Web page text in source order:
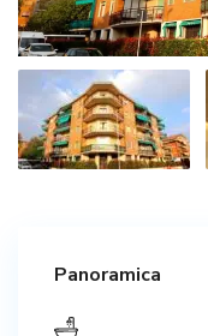
Panoramica